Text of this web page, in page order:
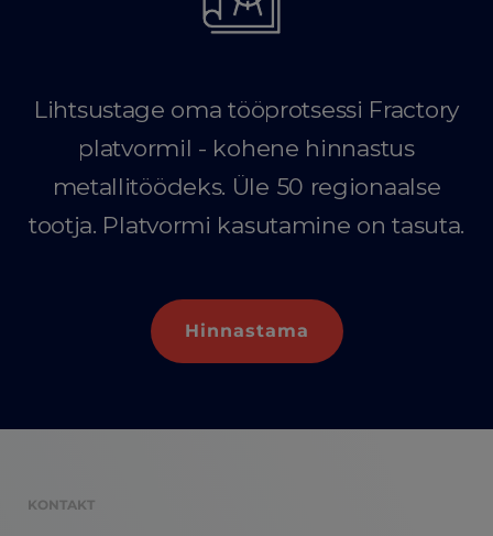
Lihtsustage oma tööprotsessi Fractory
platvormil - kohene hinnastus
metallitöödeks. Üle 50 regionaalse
tootja. Platvormi kasutamine on tasuta.
Hinnastama
KONTAKT